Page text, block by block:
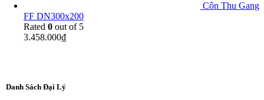
Côn Thu Gang
FF DN300x200
Rated 0 out of 5
3.458.000₫
Danh Sách Đại Lý